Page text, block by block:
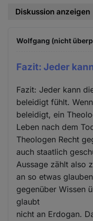
Diskussion anzeigen
Wolfgang (nicht
Fazit: Jeder
Fazit: Jeder kann
beleidigt fühlt.
beleidigt, ein
Leben nach dem
Theologen Recht
auch staatlich
Aussage zählt also
an so etwas
gegenüber Wissen
glaubt
nicht an Erdogan.